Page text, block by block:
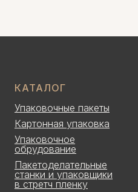
КАТАЛОГ
Упаковочные пакеты
Картонная упаковка
Упаковочное
обрудование
Пакетоделательные
станки и упаковщики
в стретч пленку